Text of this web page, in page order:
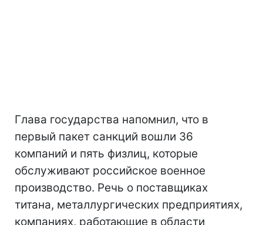
Глава государства напомнил, что в
первый пакет санкций вошли 36
компаний и пять физлиц, которые
обслуживают российское военное
производство. Речь о поставщиках
титана, металлургических предприятиях,
компаниях, работающие в области